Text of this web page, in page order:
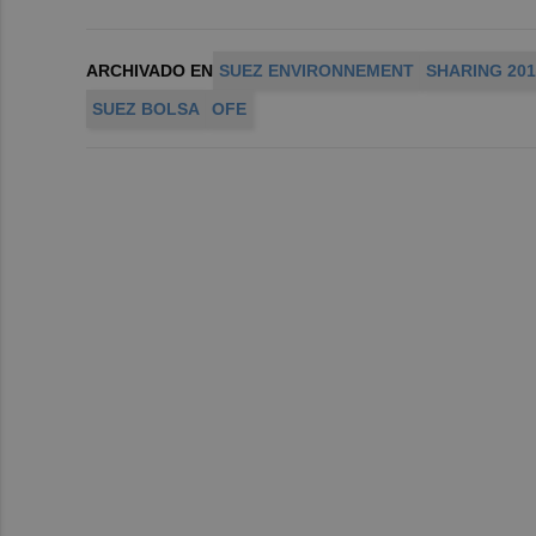
ARCHIVADO EN SUEZ ENVIRONNEMENT SHARING
SUEZ BOLSA
OFE